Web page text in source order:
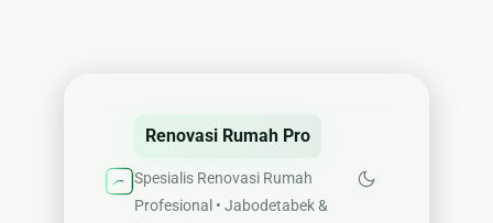
Renovasi Rumah Pro
Spesialis Renovasi Rumah
Profesional • Jabodetabek &